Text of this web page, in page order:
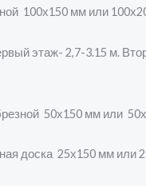
100х150 мм или
этаж- 2,7-3.15 м.
50х150 мм или
доска 25х150 мм или